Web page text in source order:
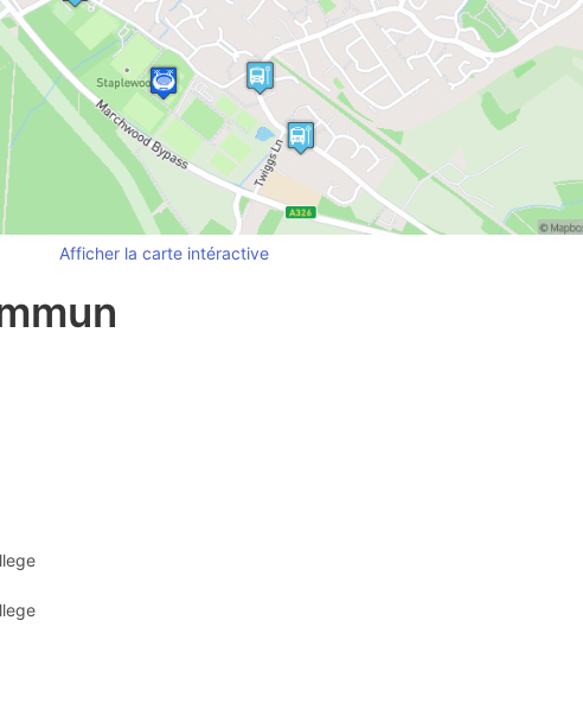
Afficher la carte intéractive